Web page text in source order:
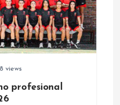
8 views
profesional